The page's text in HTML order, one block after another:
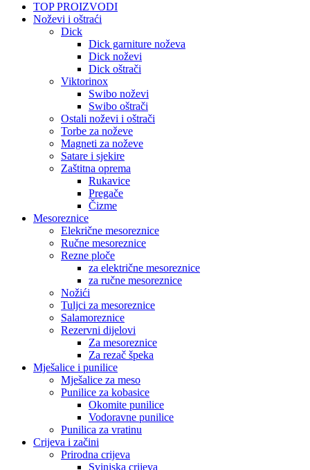
TOP PROIZVODI
Noževi i oštraći
Dick
Dick garniture noževa
Dick noževi
Dick oštrači
Viktorinox
Swibo noževi
Swibo oštrači
Ostali noževi i oštrači
Torbe za noževe
Magneti za noževe
Satare i sjekire
Zaštitna oprema
Rukavice
Pregače
Čizme
Mesoreznice
Elekrične mesoreznice
Ručne mesoreznice
Rezne ploče
za električne mesoreznice
za ručne mesoreznice
Nožići
Tuljci za mesoreznice
Salamoreznice
Rezervni dijelovi
Za mesoreznice
Za rezač špeka
Mješalice i punilice
Mješalice za meso
Punilice za kobasice
Okomite punilice
Vodoravne punilice
Punilica za vratinu
Crijeva i začini
Prirodna crijeva
Svinjska crijeva